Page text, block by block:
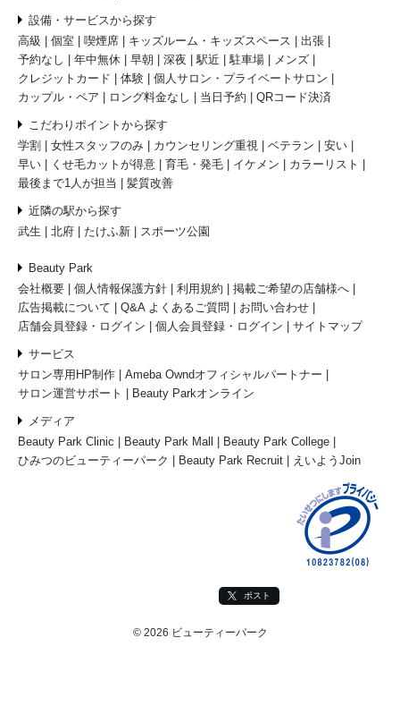
設備・サービスから探す
高級
個室 喫煙席 キッズルーム・キッズスペース
出張
予約なし
年中無休 早朝 深夜 駅近 駐車場
メンズ
クレジットカード
体験
個人サロン・プライベートサロン
カップル・ペア
ロング料金なし 当日予約 QRコード決済
こだわりポイントから探す
学割
女性スタッフのみ カウンセリング重視 ベテラン
安い
早い
くせ毛カットが得意 育毛・発毛 イケメン
カラーリスト
最後まで1人が担当
髪質改善
近隣の駅から探す
武生
北府 たけふ新 スポーツ公園
Beauty Park
会社概要
個人情報保護方針 利用規約
掲載ご希望の店舗様へ
広告掲載について
Q&A よくあるご質問
お問い合わせ
店舗会員登録・ログイン
個人会員登録・ログイン サイトマップ
サービス
サロン専用HP制作
Ameba Owndオフィシャルパートナー
サロン運営サポート
Beauty Parkオンライン
メディア
Beauty Park Clinic
Beauty Park Mall
Beauty Park College
ひみつのビューティーパーク
Beauty Park Recruit えいようJoin
ポスト
© 2026 ビューティーパーク